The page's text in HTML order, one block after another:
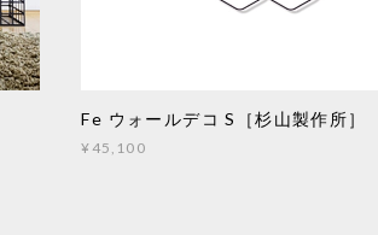
Fe ウォールデコ S［杉山製作所］
¥45,100